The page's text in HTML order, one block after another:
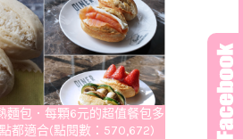
麵包．每顆6元的超值餐包多
都適合(點閱數：570,672)